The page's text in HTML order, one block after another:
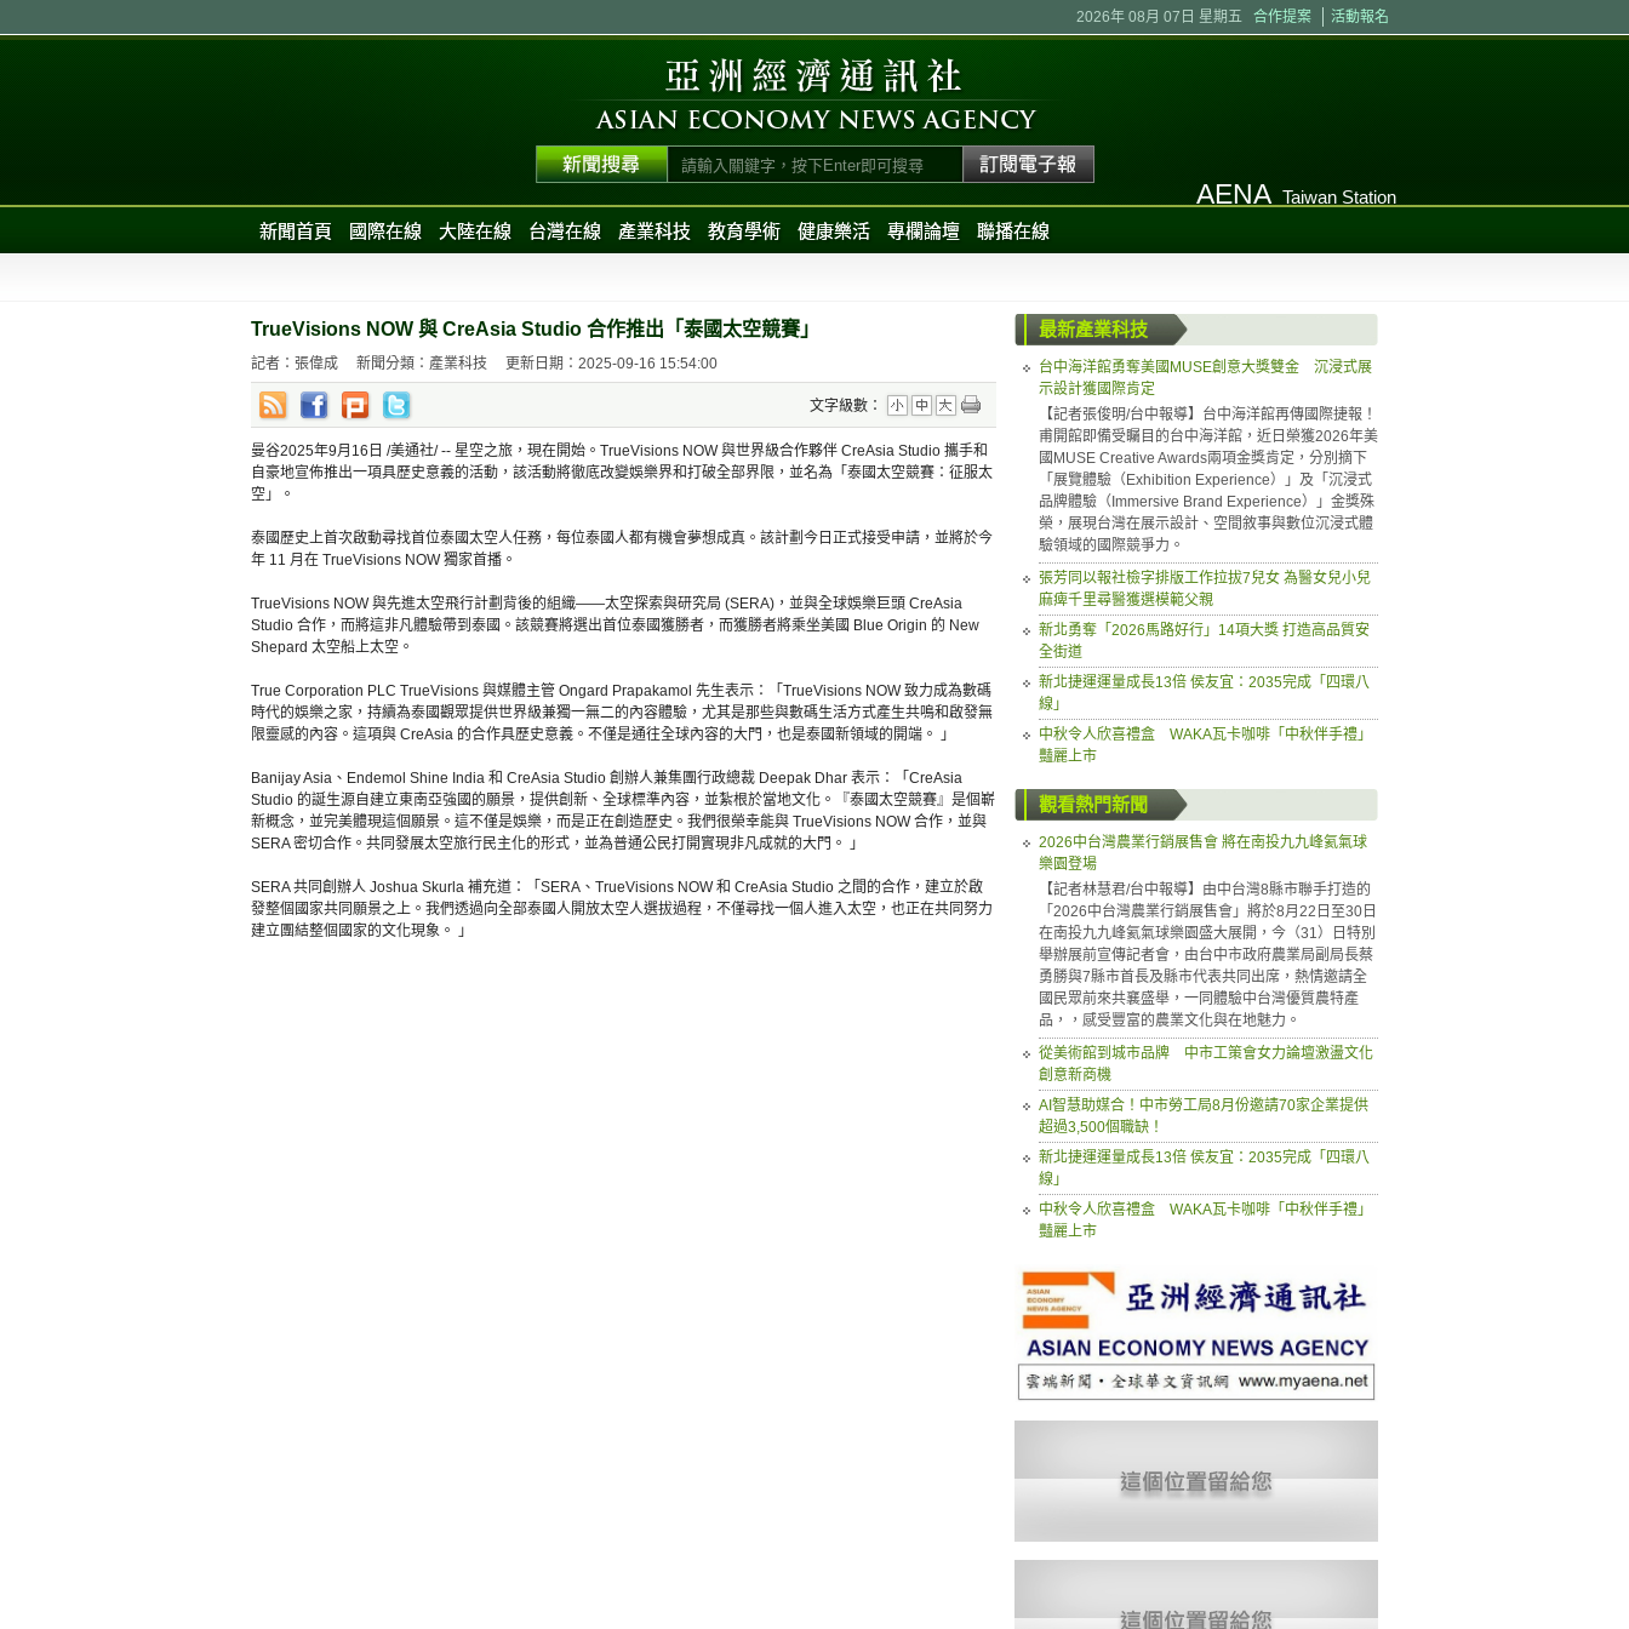
2026年 08月 07日 星期五 合作提案 活動報名
AENA Taiwan Station
新聞首頁
國際在線 大陸在線 台灣在線 產業科技 教育學術 健康樂活 專欄論壇 聯播在線
TrueVisions NOW 與 CreAsia Studio 合作推出「泰國太空競賽」
記者：張偉成 新聞分類：產業科技 更新日期：2025-09-16 15:54:00
文字級數：
曼谷2025年9月16日 /美通社/ -- 星空之旅，現在開始。TrueVisions NOW 與世界級合作夥伴 CreAsia Studio 攜手和
自豪地宣佈推出一項具歷史意義的活動，該活動將徹底改變娛樂界和打破全部界限，並名為「泰國太空競賽：征服太
空」。
泰國歷史上首次啟動尋找首位泰國太空人任務，每位泰國人都有機會夢想成真。該計劃今日正式接受申請，並將於今
年 11 月在 TrueVisions NOW 獨家首播。
TrueVisions NOW 與先進太空飛行計劃背後的組織——太空探索與研究局 (SERA)，並與全球娛樂巨頭 CreAsia
Studio 合作，而將這非凡體驗帶到泰國。該競賽將選出首位泰國獲勝者，而獲勝者將乘坐美國 Blue Origin 的 New
Shepard 太空船上太空。
True Corporation PLC TrueVisions 與媒體主管 Ongard Prapakamol 先生表示：「TrueVisions NOW 致力成為數碼
時代的娛樂之家，持續為泰國觀眾提供世界級兼獨一無二的內容體驗，尤其是那些與數碼生活方式產生共鳴和啟發無
限靈感的內容。這項與 CreAsia 的合作具歷史意義。不僅是通往全球內容的大門，也是泰國新領域的開端。 」
Banijay Asia、Endemol Shine India 和 CreAsia Studio 創辦人兼集團行政總裁 Deepak Dhar 表示：「CreAsia
Studio 的誕生源自建立東南亞強國的願景，提供創新、全球標準內容，並紮根於當地文化。『泰國太空競賽』是個嶄
新概念，並完美體現這個願景。這不僅是娛樂，而是正在創造歷史。我們很榮幸能與 TrueVisions NOW 合作，並與
SERA 密切合作。共同發展太空旅行民主化的形式，並為普通公民打開實現非凡成就的大門。 」
SERA 共同創辦人 Joshua Skurla 補充道：「SERA、TrueVisions NOW 和 CreAsia Studio 之間的合作，建立於啟
發整個國家共同願景之上。我們透過向全部泰國人開放太空人選拔過程，不僅尋找一個人進入太空，也正在共同努力
建立團結整個國家的文化現象。 」
最新產業科技
台中海洋館勇奪美國MUSE創意大獎雙金 沉浸式展
示設計獲國際肯定
【記者張俊明/台中報導】台中海洋館再傳國際捷報！
甫開館即備受矚目的台中海洋館，近日榮獲2026年美
國MUSE Creative Awards兩項金獎肯定，分別摘下
「展覽體驗（Exhibition Experience）」及「沉浸式
品牌體驗（Immersive Brand Experience）」金獎殊
榮，展現台灣在展示設計、空間敘事與數位沉浸式體
驗領域的國際競爭力。
張芳同以報社檢字排版工作拉拔7兒女 為醫女兒小兒
麻痺千里尋醫獲選模範父親
新北勇奪「2026馬路好行」14項大獎 打造高品質安
全街道
新北捷運運量成長13倍 侯友宜：2035完成「四環八
線」
中秋令人欣喜禮盒 WAKA瓦卡咖啡「中秋伴手禮」
豔麗上市
觀看熱門新聞
2026中台灣農業行銷展售會 將在南投九九峰氦氣球
樂園登場
【記者林慧君/台中報導】由中台灣8縣市聯手打造的
「2026中台灣農業行銷展售會」將於8月22日至30日
在南投九九峰氦氣球樂園盛大展開，今（31）日特別
舉辦展前宣傳記者會，由台中市政府農業局副局長蔡
勇勝與7縣市首長及縣市代表共同出席，熱情邀請全
國民眾前來共襄盛舉，一同體驗中台灣優質農特產
品，，感受豐富的農業文化與在地魅力。
從美術館到城市品牌 中市工策會女力論壇激盪文化
創意新商機
AI智慧助媒合！中市勞工局8月份邀請70家企業提供
超過3,500個職缺！
新北捷運運量成長13倍 侯友宜：2035完成「四環八
線」
中秋令人欣喜禮盒 WAKA瓦卡咖啡「中秋伴手禮」
豔麗上市